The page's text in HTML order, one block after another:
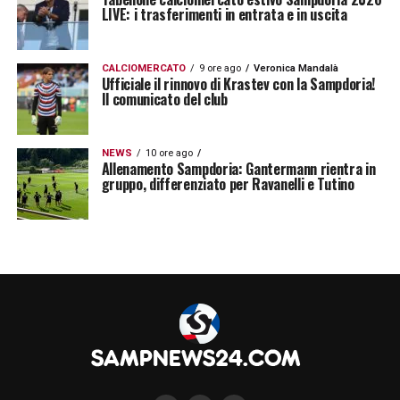
adattarsi, lavorare per la squadra e incidere
nei momenti decisivi, caratteristiche che lo
rendono un profilo funzionale per la
prossima stagione.
Begic, duttilità e qualità per il nuovo
progetto
Uno degli aspetti più interessanti di
può agire da esterno offensivo, ma anche
muoversi in zone diverse del fronte
d’attacco, garantendo soluzioni al futuro
allenatore. La sua tecnica, unita alla capacità
LIVE: i trasferimenti in entrata e in uscita
CALCIOMERCATO 9 ore ago Veronica Mandalà
Ufficiale il rinnovo di Krastev con la Sampdoria!
Il comunicato del club
NEWS 10 ore ago
Allenamento Sampdoria: Gantermann rientra in
gruppo, differenziato per Ravanelli e Tutino